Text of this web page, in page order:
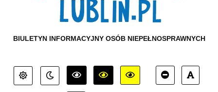
BIULETYN INFORMACYJNY OSÓB NIEPEŁNOSPRAWNYCH